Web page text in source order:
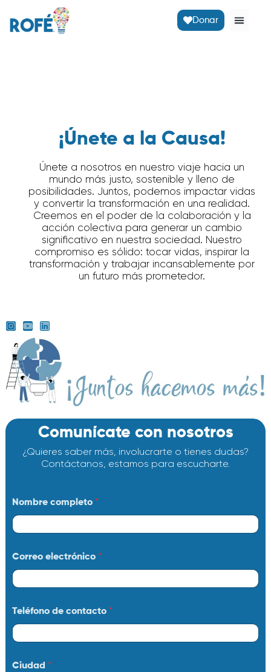
Donar
¡Únete a la Causa!
Únete a nosotros en nuestro viaje hacia un
mundo más justo, sostenible y lleno de
posibilidades. Juntos, podemos impactar vidas
y convertir la transformación en una realidad.
Creemos en el poder de la colaboración y la
acción colectiva para generar un cambio
significativo en nuestra sociedad. Nuestro
compromiso es sólido: tocar vidas, inspirar la
transformación y trabajar incansablemente por
un futuro más prometedor.
Comunícate con nosotros
¿Quieres saber más, involucrarte o tienes dudas?
Contáctanos, estamos para escucharte.
Nombre completo *
Correo electrónico *
Teléfono de contacto *
Ciudad *